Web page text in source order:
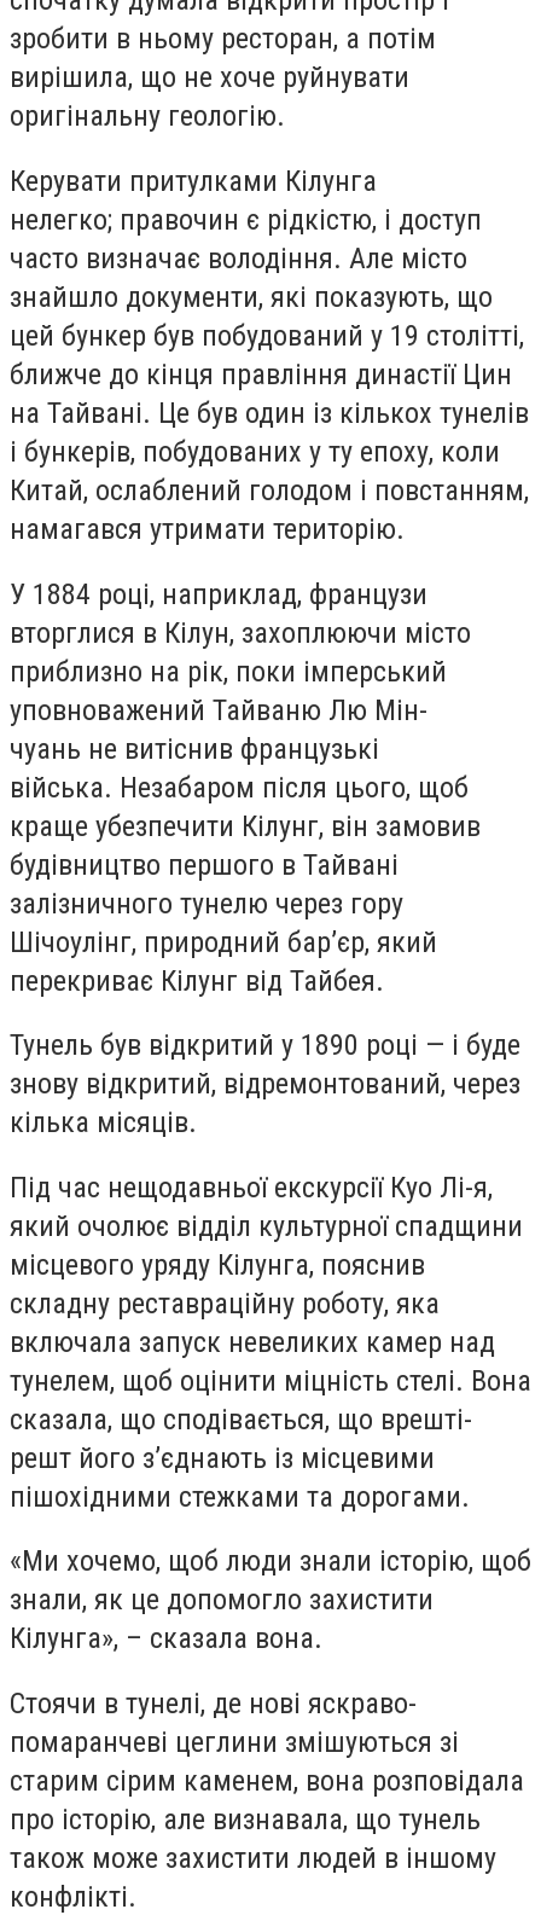
зробити в ньому ресторан, а потім
вирішила, що не хоче руйнувати
оригінальну геологію.
Керувати притулками Кілунга
нелегко; правочин є рідкістю, і доступ
часто визначає володіння. Але місто
знайшло документи, які показують, що
цей бункер був побудований у 19 столітті,
ближче до кінця правління династії Цин
на Тайвані. Це був один із кількох тунелів
і бункерів, побудованих у ту епоху, коли
Китай, ослаблений голодом і повстанням,
намагався утримати територію.
У 1884 році, наприклад, французи
вторглися в Кілун, захоплюючи місто
приблизно на рік, поки імперський
уповноважений Тайваню Лю Мін-
чуань не витіснив французькі
війська. Незабаром після цього, щоб
краще убезпечити Кілунг, він замовив
будівництво першого в Тайвані
залізничного тунелю через гору
Шічоулінг, природний бар’єр, який
перекриває Кілунг від Тайбея.
Тунель був відкритий у 1890 році — і буде
знову відкритий, відремонтований, через
кілька місяців.
Під час нещодавньої екскурсії Куо Лі-я,
який очолює відділ культурної спадщини
місцевого уряду Кілунга, пояснив
складну реставраційну роботу, яка
включала запуск невеликих камер над
тунелем, щоб оцінити міцність стелі. Вона
сказала, що сподівається, що врешті-
решт його з’єднають із місцевими
пішохідними стежками та дорогами.
«Ми хочемо, щоб люди знали історію, щоб
знали, як це допомогло захистити
Кілунга», – сказала вона.
Стоячи в тунелі, де нові яскраво-
помаранчеві цеглини змішуються зі
старим сірим каменем, вона розповідала
про історію, але визнавала, що тунель
також може захистити людей в іншому
конфлікті.